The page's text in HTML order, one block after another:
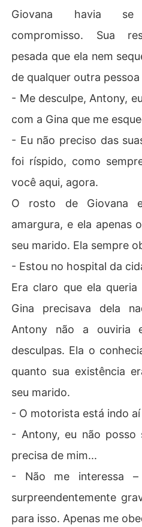
Giovana havia se
compromisso. Sua
pesada que ela nem
de qualquer outra
- Me desculpe, Antony,
com a Gina que me
- Eu não preciso das
foi ríspido, como
você aqui, agora.
O rosto de Giovana
amargura, e ela apenas
seu marido. Ela sempre
- Estou no hospital da
Era claro que ela
Gina precisava dela
Antony não a ouviria
desculpas. Ela o
quanto sua existência
seu marido.
- O motorista está indo
- Antony, eu não posso
precisa de mim...
- Não me interessa
surpreendentemente
para isso. Apenas me